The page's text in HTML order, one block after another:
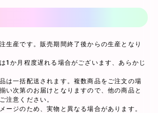
生産です。販売期間終了後からの生産となり
1か月程度遅れる場合がございます、あらかじ
は一括配送されます。複数商品をご注文の場
い次第のお届けとなりますので、他の商品と
注意ください。
ージのため、実物と異なる場合があります。